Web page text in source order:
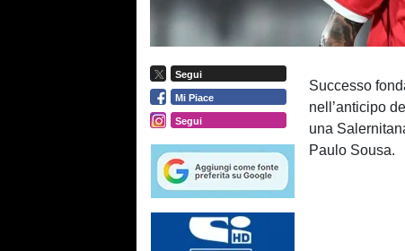
Segui
Mi Piace
Segui
Successo
nell’anticipo
una
Paulo Sousa.